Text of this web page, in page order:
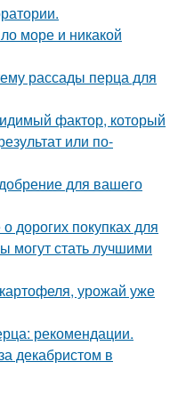
море и никакой
рассады перца для
фактор, который
или по-
для вашего
дорогих покупках для
могут стать лучшими
урожай уже
рекомендации.
декабристом в